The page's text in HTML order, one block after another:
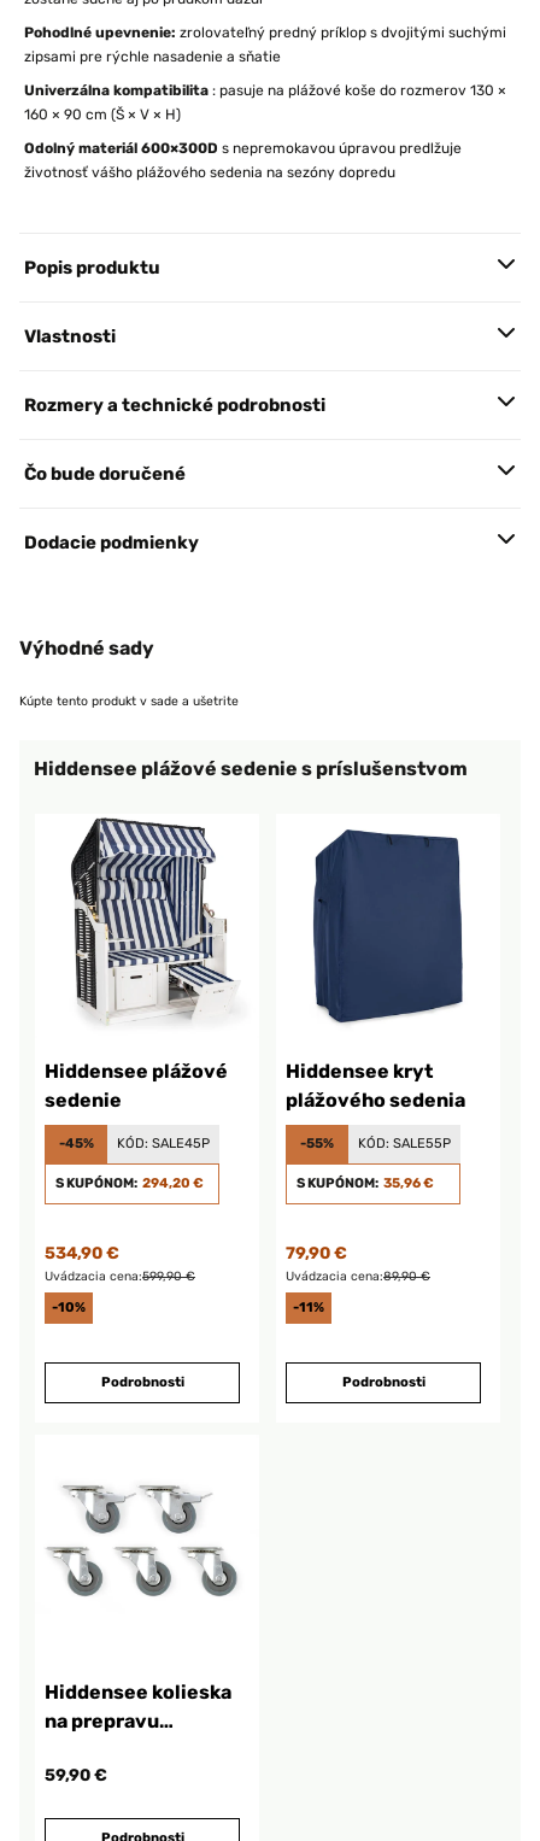
Pohodlné upevnenie: zrolovateľný predný príklop s dvojitými suchými
zipsami pre rýchle nasadenie a sňatie
Univerzálna kompatibilita : pasuje na plážové koše do rozmerov 130 ×
160 × 90 cm (Š × V × H)
Odolný materiál 600×300D s nepremokavou úpravou predlžuje
životnosť vášho plážového sedenia na sezóny dopredu
Popis produktu
Vlastnosti
Rozmery a technické podrobnosti
Čo bude doručené
Dodacie podmienky
Výhodné sady
Kúpte tento produkt v sade a ušetrite
Hiddensee plážové sedenie s príslušenstvom
Hiddensee plážové
sedenie
-45% KÓD: SALE45P
S KUPÓNOM: 294,20 €
534,90 €
Uvádzacia cena:599,90 €
-10%
Podrobnosti
Hiddensee kryt
plážového sedenia
-55% KÓD: SALE55P
S KUPÓNOM: 35,96 €
79,90 €
Uvádzacia cena:89,90 €
-11%
Podrobnosti
Hiddensee kolieska
na prepravu
59,90 €